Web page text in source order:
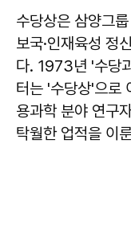
수당상은 삼양그
보국·인재육성 정
다. 1973년 '수당
터는 '수당상'으로
용과학 분야 연구
탁월한 업적을 이